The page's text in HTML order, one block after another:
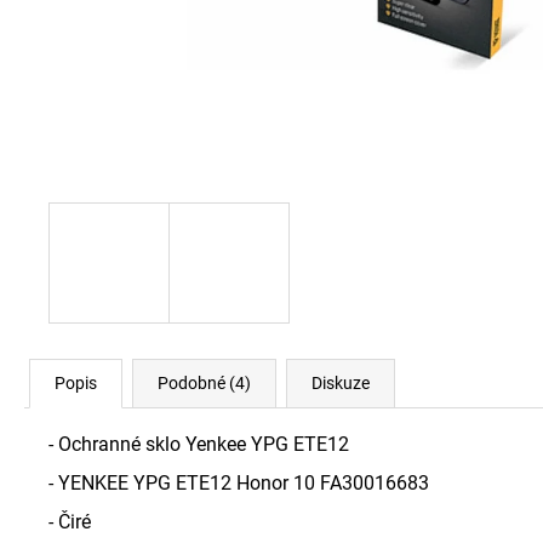
Popis Podobné (4) Diskuze
- Ochranné sklo Yenkee YPG ETE12
- YENKEE YPG ETE12 Honor 10 FA30016683
- Čiré
NÁHRADNÍ AKUMULÁTOR PRO STROJEK